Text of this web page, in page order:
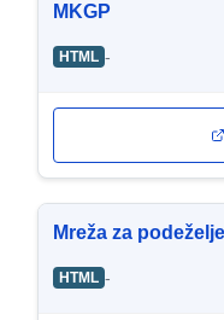
MKGP
HTML -
Mreža za
HTML -